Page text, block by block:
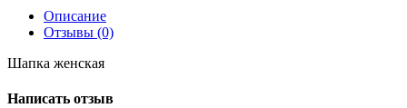
Описание
Отзывы (0)
Шапка женская
Написать отзыв